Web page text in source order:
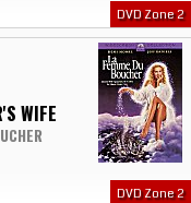
DVD Zone 2
WIFE
DVD Zone 2